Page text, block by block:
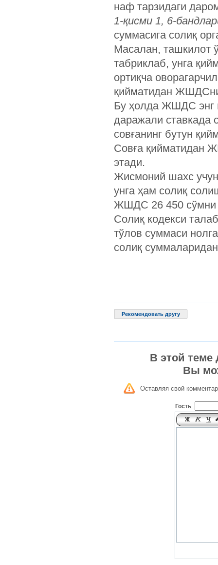
наф тарзидаги
1-қисми 1, 6-
суммасига солиқ
Масалан, ташкилот
табриклаб, унга
ортиқча
қийматидан
Бу ҳолда ЖШДС энг
даражали ставкада
совғанинг бутун
Совға қийматидан
этади.
Жисмоний шахс
унга ҳам солиқ
ЖШДС 26 450 сўмни
Солиқ кодекси
тўлов суммаси
солиқ
Рекомендовать другу
В этой теме
Вы
Оставляя свой
Гость_